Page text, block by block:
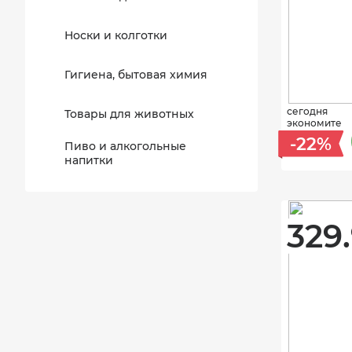
Носки и колготки
Гигиена, бытовая химия
Товары для животных
Пиво и алкогольные
напитки
сегодня
экономите
-22%